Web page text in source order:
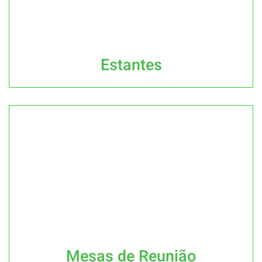
Estantes
Mesas de Reunião